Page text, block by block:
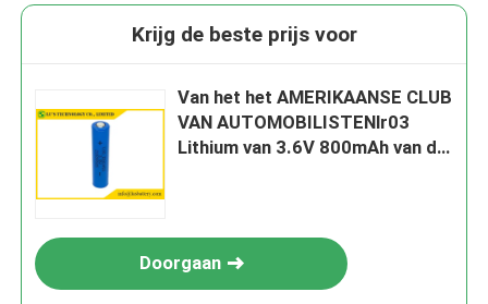
Krijg de beste prijs voor
Van het het AMERIKAANSE CLUB
VAN AUTOMOBILISTENlr03
Lithium van 3.6V 800mAh van de
Doorgaan